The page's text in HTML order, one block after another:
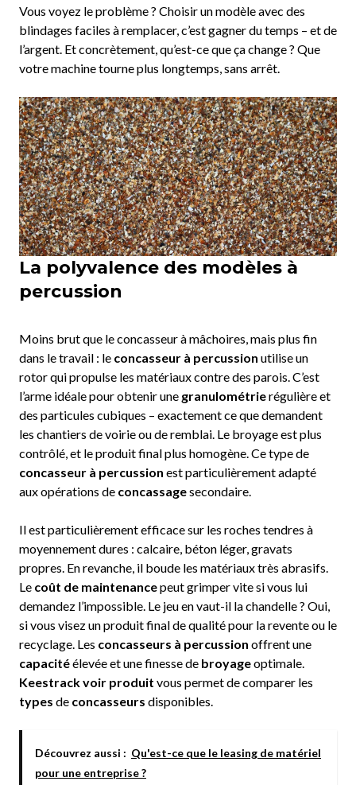
Vous voyez le problème ? Choisir un modèle avec des
blindages faciles à remplacer, c’est gagner du temps – et de
l’argent. Et concrètement, qu’est-ce que ça change ? Que
votre machine tourne plus longtemps, sans arrêt.
La polyvalence des modèles à
percussion
Moins brut que le concasseur à mâchoires, mais plus fin
dans le travail : le concasseur à percussion utilise un
rotor qui propulse les matériaux contre des parois. C’est
l’arme idéale pour obtenir une granulométrierégulière et
des particules cubiques – exactement ce que demandent
les chantiers de voirie ou de remblai. Le broyage est plus
contrôlé, et le produit final plus homogène. Ce type de
concasseur à percussion est particulièrement adapté
aux opérations de concassagesecondaire.
Il est particulièrement efficace sur les roches tendres à
moyennement dures : calcaire, béton léger, gravats
propres. En revanche, il boude les matériaux très abrasifs.
Le coût de maintenancepeut grimper vite si vous lui
demandez l’impossible. Le jeu en vaut-il la chandelle ? Oui,
si vous visez un produit final de qualité pour la revente ou le
recyclage. Les concasseurs à percussion offrent une
capacitéélevée et une finesse de broyageoptimale.
Keestrack voir produit vous permet de comparer les
types de concasseurs disponibles.
Découvrez aussi : Qu'est-ce que le leasing de matériel
pour une entreprise ?